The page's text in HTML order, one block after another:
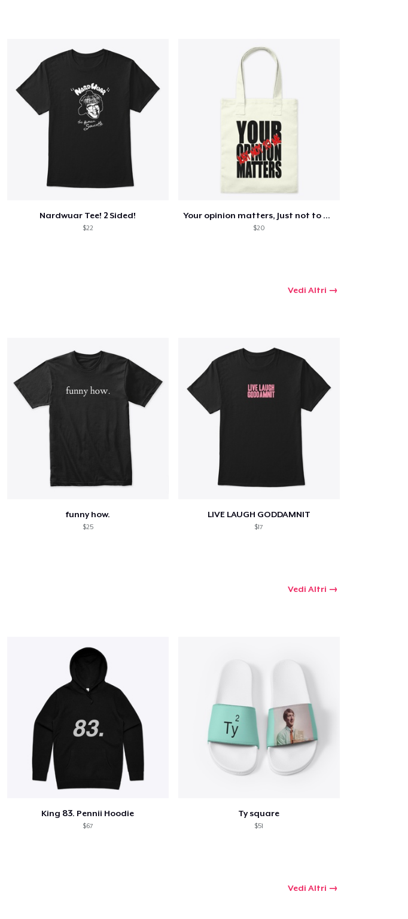
Nardwuar Tee! 2 Sided!
$22
Your opinion matters, Just not to me!
$20
Vedi Altri
funny how.
$25
LIVE LAUGH GODDAMNIT
$17
Vedi Altri
King 83. Pennii Hoodie
$67
Ty square
$51
Vedi Altri
Vai al tuo carrello